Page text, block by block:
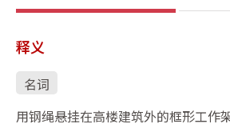
释义
名词
用钢绳悬挂在高楼建筑外的框形工作